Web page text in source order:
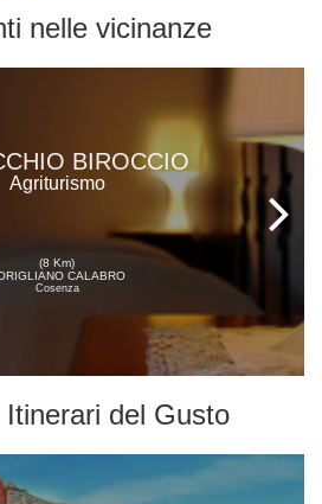
nelle vicinanze
BIROCCIO
Agriturismo
(8 Km)
CALABRO
Cosenza
Itinerari del Gusto